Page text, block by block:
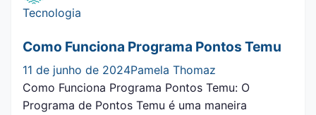
Tecnologia
Como Funciona Programa Pontos Temu
11 de junho de 2024Pamela Thomaz
Como Funciona Programa Pontos Temu: O
Programa de Pontos Temu é uma maneira